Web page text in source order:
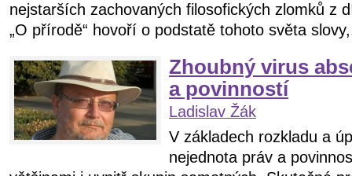
nejstarších zachovaných filosofických zlomků z
„O přírodě“ hovoří o podstatě tohoto světa
Zhoubný virus
a povinností
Ladislav Žák
V základech rozkladu a
nejednota práv a